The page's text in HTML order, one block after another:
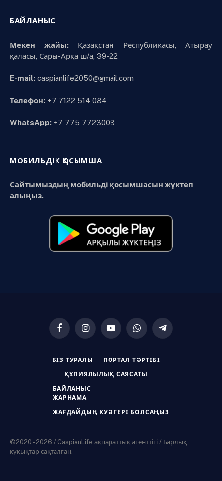
БАЙЛАНЫС
Мекен жайы:Қазақстан Республикасы, Атырау
қаласы, Сары-Арқа ш/а, 39-22
E-mail: caspianlife2050@gmail.com
Телефон: +7 7122 514 084
WhatsApp: +7 775 7723003
МОБИЛЬДІК ҚОСЫМША
Сайтымыздың мобильді қосымшасын жүктеп
алыңыз.
FacebookInstagramYouTubeWhatsAppTelegram
БІЗ ТУРАЛЫ ПОРТАЛ ТӘРТІБІ
ҚҰПИЯЛЫЛЫҚ САЯСАТЫ
БАЙЛАНЫС
ЖАРНАМА
ЖАҒДАЙДЫҢ КУӘГЕРІ БОЛСАҢЫЗ
©2020 - 2026 / CaspianLife ақпараттық агенттігі / Барлық
құқықтар сақталған.